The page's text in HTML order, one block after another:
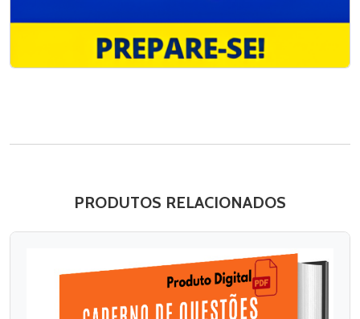
PRODUTOS RELACIONADOS